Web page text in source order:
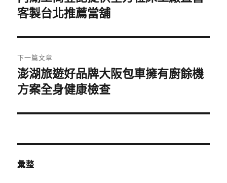
導
覽
一
文
章:
客製台北推薦當舖
下一篇文章
下
一
文
澎湖旅遊好品牌大阪包車擁有廚餘機
方案全身健康檢查
彙整